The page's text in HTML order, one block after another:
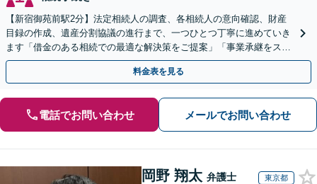
【新宿御苑前駅2分】法定相続人の調査、各相続人の意向確認、財産
目録の作成、遺産分割協議の進行まで、一つひとつ丁寧に進めていき
ます「借金のある相続での最適な解決策をご提案」「事業承継をスム
ーズに進めるサポート／業種特有の課題にも柔軟に対応」
料金表を見る
電話でお問い合わせ メールでお問い合わせ
岡野 翔太 弁護士 東京都